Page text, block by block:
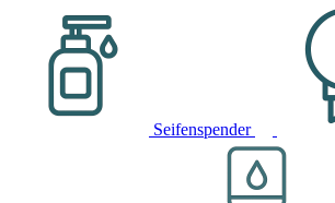
Seifenspender